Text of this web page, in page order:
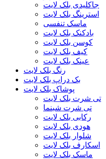
جاکلیدی بلک لایت
استرینگ بلک لایت
ماسک تنفسی
بادکنک بلک لایت
کوسن بلک لایت
کیف بلک لایت
عینک بلک لایت
رنگ بلک لایت
بک دراپ بلک لایت
پوشاک بلک لایت
تی شرت بلک لایت
تی شرت شبنما
رکابی بلک لایت
هودی بلک لایت
شلوار بلک لایت
اسکارف بلک لایت
ماسک بلک لایت